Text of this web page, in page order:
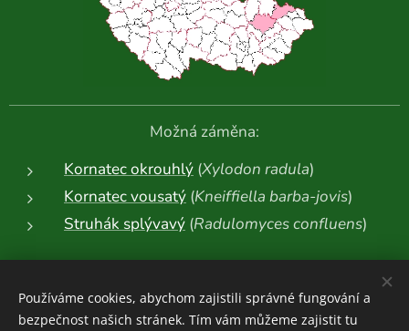
Možná záměna:
Kornatec okrouhlý (Xylodon radula)
Kornatec vousatý (Kneiffiella barba-jovis)
Struhák splývavý (Radulomyces confluens)
Další fotografie:
Používáme cookies, abychom zajistili správné fungování a
bezpečnost našich stránek. Tím vám můžeme zajistit tu